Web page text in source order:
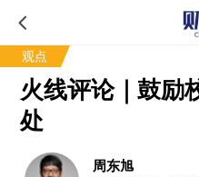
观点
火线评论｜鼓励
处
周东旭